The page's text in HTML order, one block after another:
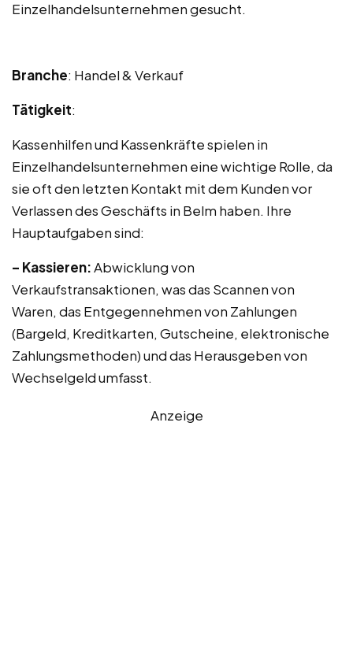
Einzelhandelsunternehmen gesucht.
Branche: Handel & Verkauf
Tätigkeit:
Kassenhilfen und Kassenkräfte spielen in
Einzelhandelsunternehmen eine wichtige Rolle, da
sie oft den letzten Kontakt mit dem Kunden vor
Verlassen des Geschäfts in Belm haben. Ihre
Hauptaufgaben sind:
– Kassieren:Abwicklung von
Verkaufstransaktionen, was das Scannen von
Waren, das Entgegennehmen von Zahlungen
(Bargeld, Kreditkarten, Gutscheine, elektronische
Zahlungsmethoden) und das Herausgeben von
Wechselgeld umfasst.
Anzeige